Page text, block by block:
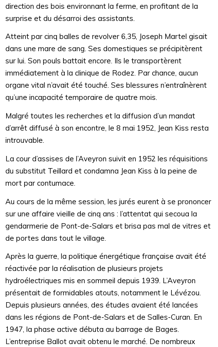
direction des bois environnant la ferme, en profitant de la
surprise et du désarroi des assistants.
Atteint par cinq balles de revolver 6,35, Joseph Martel gisait
dans une mare de sang. Ses domestiques se précipitèrent
sur lui. Son pouls battait encore. Ils le transportèrent
immédiatement à la clinique de Rodez. Par chance, aucun
organe vital n’avait été touché. Ses blessures n’entraînèrent
qu’une incapacité temporaire de quatre mois.
Malgré toutes les recherches et la diffusion d’un mandat
d’arrêt diffusé à son encontre, le 8 mai 1952, Jean Kiss resta
introuvable.
La cour d’assises de l’Aveyron suivit en 1952 les réquisitions
du substitut Teillard et condamna Jean Kiss à la peine de
mort par contumace.
Au cours de la même session, les jurés eurent à se prononcer
sur une affaire vieille de cinq ans : l’attentat qui secoua la
gendarmerie de Pont-de-Salars et brisa pas mal de vitres et
de portes dans tout le village.
Après la guerre, la politique énergétique française avait été
réactivée par la réalisation de plusieurs projets
hydroélectriques mis en sommeil depuis 1939. L’Aveyron
présentait de formidables atouts, notamment le Lévézou.
Depuis plusieurs années, des études avaient été lancées
dans les régions de Pont-de-Salars et de Salles-Curan. En
1947, la phase active débuta au barrage de Bages.
L’entreprise Ballot avait obtenu le marché. De nombreux